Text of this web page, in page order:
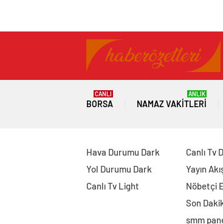
BORSA
CANLI
NAMAZ VAKITLERI
ANLIK
Hava Durumu Dark
Yol Durumu Dark
Canlı Tv Light
Canlı Tv
Yayın
Nöbetçi
Son
smm